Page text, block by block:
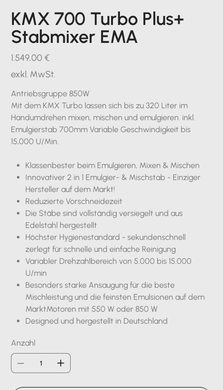
KMX 700 Turbo Plus+
Stabmixer EMA
Preis
1.549,00 €
exkl. MwSt.
Antriebsgruppe 850W
Mit dem KMX Turbo lassen sich bis zu 320 Liter im
Handumdrehen mixen, mischen und emulgieren. inkl.
Emulgierstab 700mm Variable Geschwindigkeit bis
15,000 U/Min.
Klassenbester beim Emulgieren, Mixen & Mischen
Innovativer 2 in 1 Emulgier- & Mischstab - Einziger
Hersteller auf dem Markt!
Reduzierte Vorschneidezeit
Die Stäbe sind vollständig versiegelt und aus
Edelstahl hergestellt
Höchster Hygienestandard - sekundenschnell
zerlegt für schnelle und einfache Reinigung
Variabler Drehzahlbereich von 5.000 bis 15.000
U/min
Besonders starke Ansaugung für die beste
Mischleistung und die feinsten Emulsionen auf dem
MarktMotoren mit 550 W oder 850 W
Designed und hergestellt in Deutschland
Anzahl